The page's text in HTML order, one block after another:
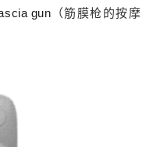
gun （筋膜枪的按摩